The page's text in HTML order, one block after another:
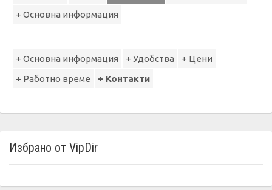
+ Основна информация
+ Основна информация + Удобства
+ Цени
+ Работно време
+ Контакти
Избрано от VipDir